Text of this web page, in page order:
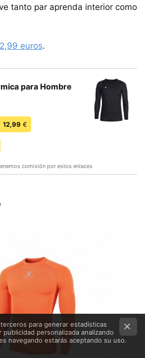
tanto par aprenda interior como
euros.
para Hombre
12,99 €
comisión por estos enlaces
para generar estadísticas
personalizada analizando
navegando estarás aceptando su uso.